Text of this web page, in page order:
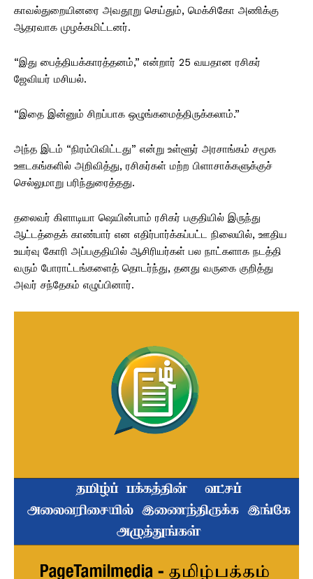
காவல்துறையினரை அவதூறு செய்தும், மெக்சிகோ அணிக்கு
ஆதரவாக முழக்கமிட்டனர்.
“இது பைத்தியக்காரத்தனம்,” என்றார் 25 வயதான ரசிகர்
ஜேவியர் மசியல்.
“இதை இன்னும் சிறப்பாக ஒழுங்கமைத்திருக்கலாம்.”
அந்த இடம் “நிரம்பிவிட்டது” என்று உள்ளூர் அரசாங்கம் சமூக
ஊடகங்களில் அறிவித்து, ரசிகர்கள் மற்ற பிளாசாக்களுக்குச்
செல்லுமாறு பரிந்துரைத்தது.
தலைவர் கிளாடியா ஷெயின்பாம் ரசிகர் பகுதியில் இருந்து
ஆட்டத்தைக் காண்பார் என எதிர்பார்க்கப்பட்ட நிலையில், ஊதிய
உயர்வு கோரி அப்பகுதியில் ஆசிரியர்கள் பல நாட்களாக நடத்தி
வரும் போராட்டங்களைத் தொடர்ந்து, தனது வருகை குறித்து
அவர் சந்தேகம் எழுப்பினார்.